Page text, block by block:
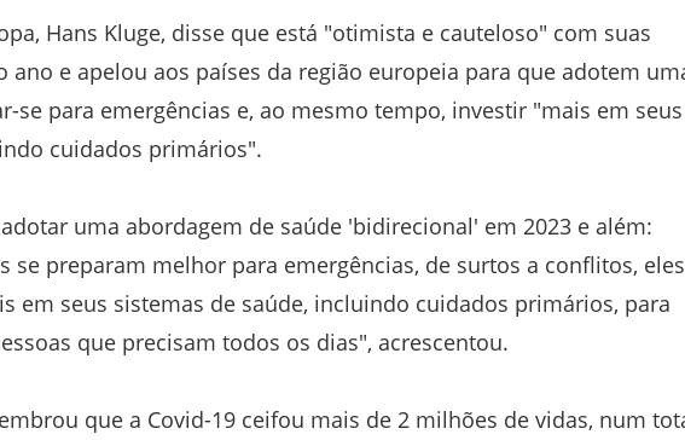
Hans Kluge, disse que está "otimista e cauteloso" com suas
ano e apelou aos países da região europeia para que adotem
se para emergências e, ao mesmo tempo, investir "mais em seus
cuidados primários".
uma abordagem de saúde 'bidirecional' em 2023 e além:
se preparam melhor para emergências, de surtos a conflitos, eles
em seus sistemas de saúde, incluindo cuidados primários, para
que precisam todos os dias", acrescentou.
que a Covid-19 ceifou mais de 2 milhões de vidas, num